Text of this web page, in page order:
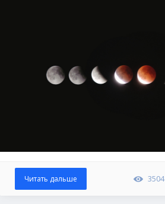
3504
Читать дальше